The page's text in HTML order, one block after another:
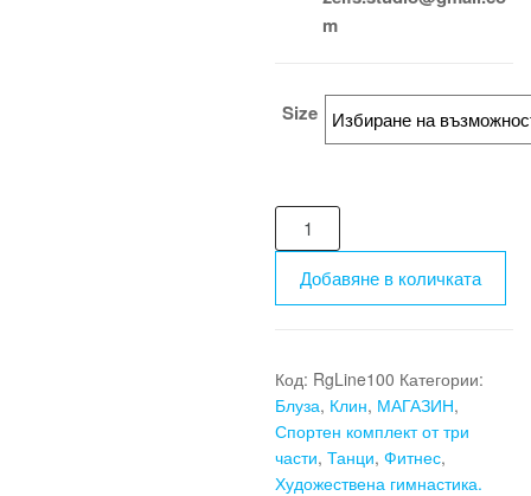
m
Size
количество
за
Спортен
комплект
100
Добавяне в количката
Код: RgLine100 Категории:
Блуза, Клин, МАГАЗИН,
Спортен комплект от три
части,Танци,Фитнес,
Художествена гимнастика.